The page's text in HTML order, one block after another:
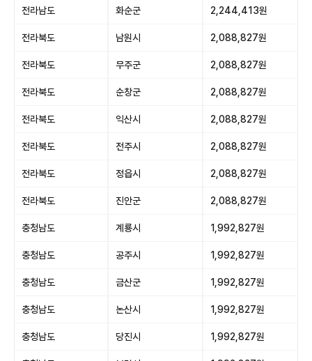
전라남도 화순군 2,244,413원
전라북도 남원시 2,088,827원
전라북도 무주군 2,088,827원
전라북도 순창군 2,088,827원
전라북도 익산시 2,088,827원
전라북도 전주시 2,088,827원
전라북도 정읍시 2,088,827원
전라북도 진안군 2,088,827원
충청남도 계룡시 1,992,827원
충청남도 공주시 1,992,827원
충청남도 금산군 1,992,827원
충청남도 논산시 1,992,827원
충청남도 당진시 1,992,827원